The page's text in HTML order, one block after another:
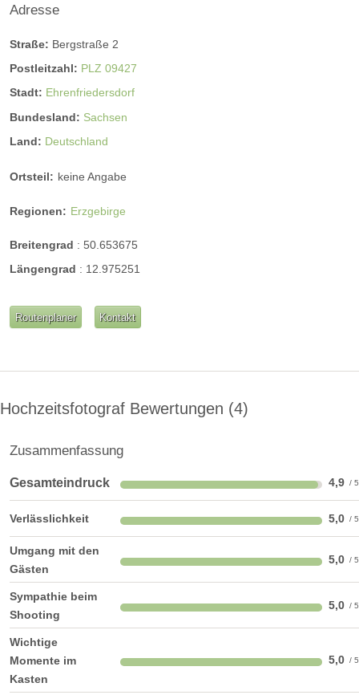
Adresse
Straße: Bergstraße 2
Postleitzahl: PLZ 09427
Stadt: Ehrenfriedersdorf
Bundesland: Sachsen
Land: Deutschland
Ortsteil: keine Angabe
Regionen: Erzgebirge
Breitengrad : 50.653675
Längengrad : 12.975251
Routenplaner Kontakt
Hochzeitsfotograf Bewertungen 4
Zusammenfassung
Gesamteindruck 4,9
Verlässlichkeit 5,0
Umgang mit den
Gästen
5,0
Sympathie beim
Shooting
5,0
Wichtige
Momente im
Kasten
5,0